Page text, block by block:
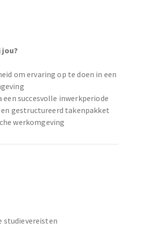
jou?
om ervaring op te doen in een
een succesvolle inwerkperiode
en gestructureerd takenpakket
werkomgeving
studievereisten